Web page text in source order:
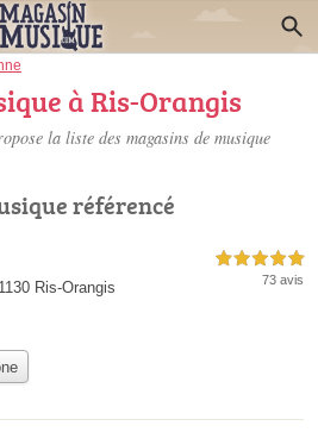
à Ris-Orangis
la liste des magasins de musique
référencé
Ris-Orangis
5,0 étoiles sur 5
73 avis